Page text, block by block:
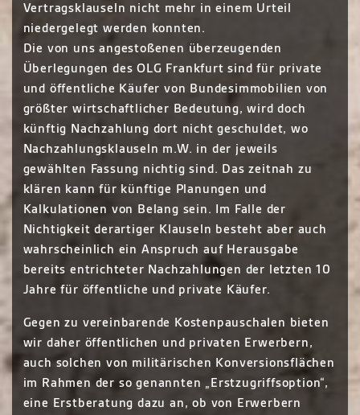
Vertragsklauseln nicht mehr in einem Urteil
niedergelegt werden konnten.
Die von uns angestoßenen überzeugenden
Überlegungen des OLG Frankfurt sind für private
und öffentliche Käufer von Bundesimmobilien von
größter wirtschaftlicher Bedeutung, wird doch
künftig Nachzahlung dort nicht geschuldet, wo
Nachzahlungsklauseln m.W. in der jeweils
gewählten Fassung nichtig sind. Das zeitnah zu
klären kann für künftige Planungen und
Kalkulationen von Belang sein. Im Falle der
Nichtigkeit derartiger Klauseln besteht aber auch
wahrscheinlich ein Anspruch auf Herausgabe
bereits entrichteter Nachzahlungen der letzten 10
Jahre für öffentliche und private Käufer.
Gegen zu vereinbarende Kostenpauschalen bieten
wir daher öffentlichen und privaten Erwerbern,
auch solchen von militärischen Konversionsflächen
im Rahmen der so genannten „Erstzugriffsoption“,
eine Erstberatung dazu an, ob von Erwerbern